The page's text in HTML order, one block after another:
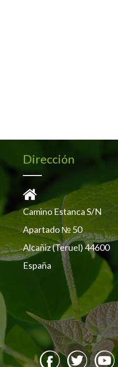
Dirección
Camino Estanca S/N
Apartado № 50
Alcañiz (Teruel) 44600
España